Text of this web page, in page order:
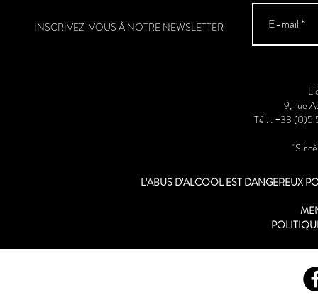
INSCRIVEZ-VOUS À NOTRE NEWSLETTER
9, rue
Tél. : +33
L'ABUS D'ALCOOL EST DANGEREUX